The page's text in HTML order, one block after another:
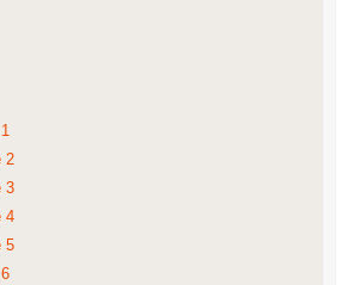
2
3
4
5